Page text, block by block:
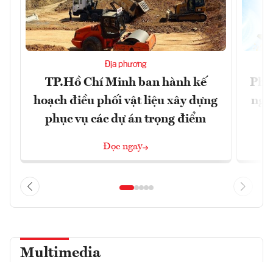
Địa phương
TP.Hồ Chí Minh ban hành kế
hoạch điều phối vật liệu xây dựng
phục vụ các dự án trọng điểm
Đọc ngay
Multimedia